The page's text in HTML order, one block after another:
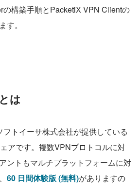
の構築手順とPacketiX VPN Clientの
す。
は
フトイーサ株式会社が提供している
アです。複数VPNプロトコルに対
ントもマルチプラットフォームに対
60 日間体験版 (無料)がありますの